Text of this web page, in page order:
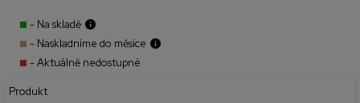
- Na skladě
- Naskladníme do měsíce
- Aktuálně nedostupné
Produkt